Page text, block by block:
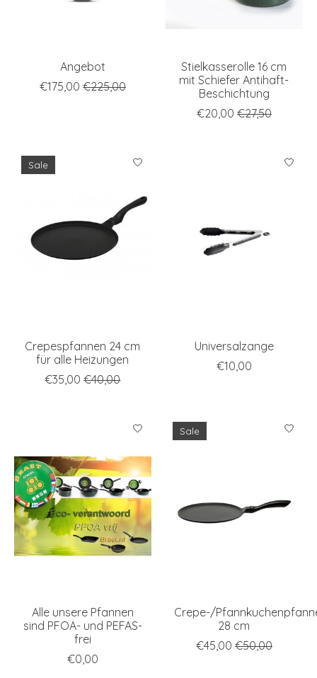
Angebot
€175,00 €225,00
Stielkasserolle 16 cm
mit Schiefer Antihaft-
Beschichtung
€20,00 €27,50
Sale
Crepespfannen 24 cm
für alle Heizungen
€35,00 €40,00
Universalzange
€10,00
Alle unsere Pfannen
sind PFOA- und PEFAS-
frei
€0,00
Sale
Crepe-/
28 cm
€45,00 €50,00